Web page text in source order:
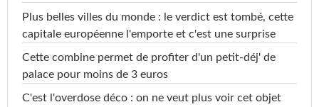
Plus belles villes du monde : le verdict est tombé, cette
capitale européenne l'emporte et c'est une surprise
Cette combine permet de profiter d'un petit-déj' de
palace pour moins de 3 euros
C'est l'overdose déco : on ne veut plus voir cet objet